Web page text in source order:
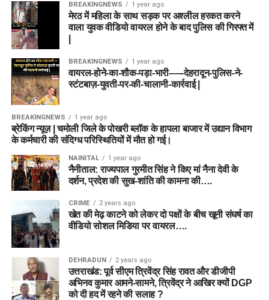
BREAKINGNEWS 1 year ago
मेरठ में महिला के साथ सड़क पर अश्लील हरकत करने
वाला युवक वीडियो वायरल होने के बाद पुलिस की गिरफ्त में
BREAKINGNEWS 1 year ago
वायरल-होने-का-शौक-पड़ा-भारी-—-देहरादून-पुलिस-ने-
स्टंटबाज़-युवती-पर-की-चालानी-कार्रवाई |
BREAKINGNEWS 1 year ago
ब्रेकिंग न्यूज़ | चमोली जिले के पोखरी ब्लॉक के हापला बाजार में उद्यान विभाग
के कर्मचारी की संदिग्ध परिस्थितियों में मौत हो गई।
NAINITAL 1 year ago
नैनीताल: राज्यपाल गुरमीत सिंह ने किए मां नैना देवी के
दर्शन, प्रदेश की सुख-शांति की कामना की….
CRIME 2 years ago
खेत की मेढ़ काटने को लेकर दो पक्षों के बीच खूनी संघर्ष का
वीडियो सोशल मिडिया पर वायरल….
DEHRADUN 2 years ago
उत्तराखंड: पूर्व सीएम त्रिवेंद्र सिंह रावत और डीजीपी
अभिनव कुमार आमने-सामने, त्रिवेंद्र ने आखिर क्यों DGP
को दी हद में रहने की सलाह ?